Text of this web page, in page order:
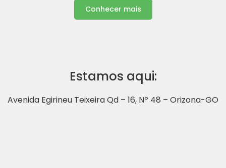
Conhecer mais
Estamos aqui:
Avenida Egirineu Teixeira Qd – 16, Nº 48 – Orizona-GO